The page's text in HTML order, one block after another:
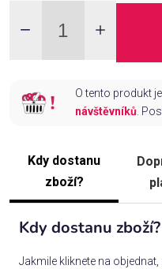
O tento produkt
návštěvníků.
Kdy dostanu
zboží?
Kdy dostanu zboží?
Jakmile kliknete na